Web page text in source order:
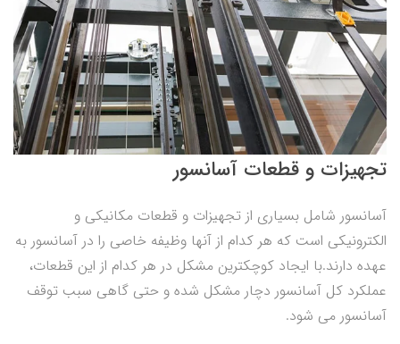
تجهیزات و قطعات آسانسور
آسانسور شامل بسیاری از تجهیزات و قطعات مکانیکی و
الکترونیکی است که هر کدام از آنها وظیفه خاصی را در آسانسور به
عهده دارند.با ایجاد کوچکترین مشکل در هر کدام از این قطعات،
عملکرد کل آسانسور دچار مشکل شده و حتی گاهی سبب توقف
آسانسور می شود.